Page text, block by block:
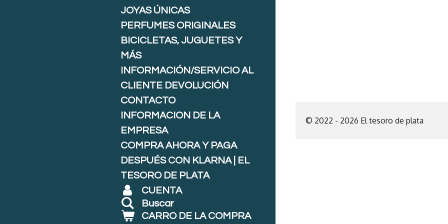
© 2022 - 2026 El tesoro de plata
JOYAS ÚNICAS
PERFUMES ORIGINALES
BICICLETAS, JUGUETES Y
MÁS
INFORMACIÓN/SERVICIO AL
CLIENTE DEVOLUCIÓN
CONTACTO
INFORMACION DE LA
EMPRESA
COMPRA AHORA Y PAGA
DESPUÉS CON KLARNA | EL
TESORO DE PLATA
CUENTA
Buscar
CARRO DE LA COMPRA